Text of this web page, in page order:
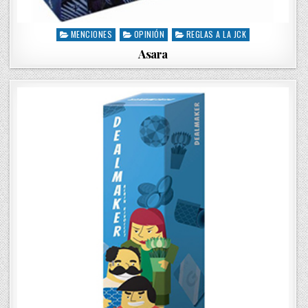
P
t
MENCIONES OPINIÓN REGLAS A LA JCK
Asara